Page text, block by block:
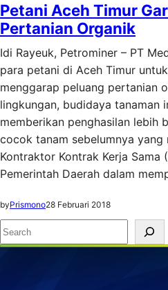
Petani Aceh Timur
Pertanian Organik
Idi Rayeuk, Petrominer – PT
para petani di Aceh Timur
menggarap peluang pertanian
lingkungan, budidaya tanaman
memberikan penghasilan lebih
cocok tanam sebelumnya yang
Kontraktor Kontrak Kerja Sama
Pemerintah Daerah dalam
byPrismono28 Februari 2018
S
e